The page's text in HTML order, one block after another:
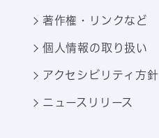
著作権・リンクなど
個人情報の取り扱い
アクセシビリティ方針
ニュースリリース